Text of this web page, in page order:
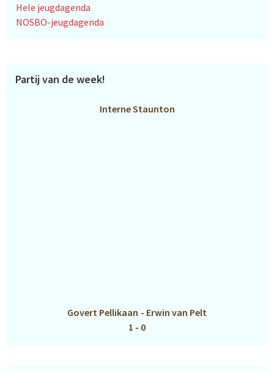
Hele jeugdagenda
NOSBO-jeugdagenda
Partij van de week!
Interne Staunton
Govert Pellikaan - Erwin van Pelt
1 - 0